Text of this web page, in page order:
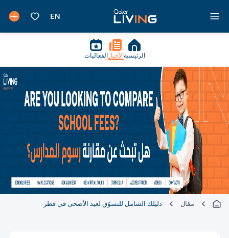
الرئيسية الأخبار الفعاليات
مقال دليلك الشامل للتسوّق لعيد الأضحى في قطر